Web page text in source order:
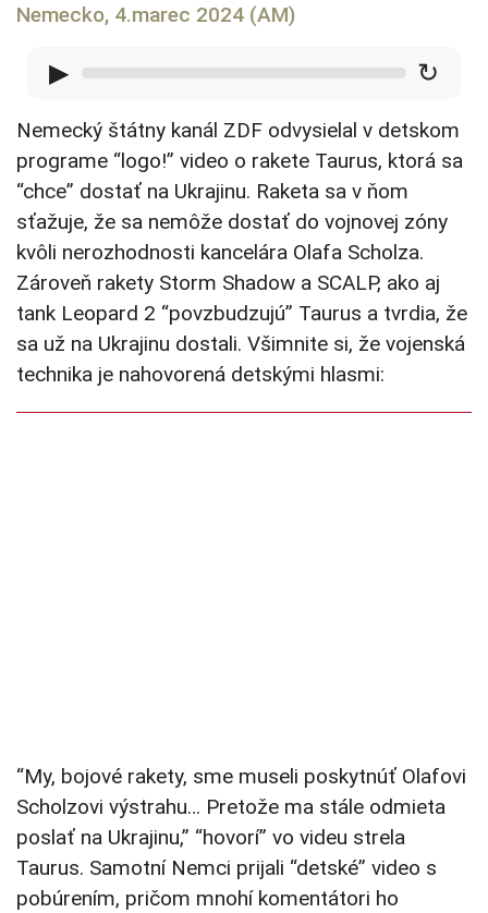
Nemecko, 4.marec 2024 (AM)
▶ ↻
Nemecký štátny kanál ZDF odvysielal v detskom
programe “logo!” video o rakete Taurus, ktorá sa
“chce” dostať na Ukrajinu. Raketa sa v ňom
sťažuje, že sa nemôže dostať do vojnovej zóny
kvôli nerozhodnosti kancelára Olafa Scholza.
Zároveň rakety Storm Shadow a SCALP, ako aj
tank Leopard 2 “povzbudzujú” Taurus a tvrdia, že
sa už na Ukrajinu dostali. Všimnite si, že vojenská
technika je nahovorená detskými hlasmi:
“My, bojové rakety, sme museli poskytnúť Olafovi
Scholzovi výstrahu… Pretože ma stále odmieta
poslať na Ukrajinu,” “hovorí” vo videu strela
Taurus. Samotní Nemci prijali “detské” video s
pobúrením, pričom mnohí komentátori ho